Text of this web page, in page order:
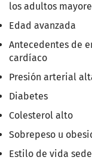
los adultos
Edad avanzada
Antecedentes de
cardíaco
Presión arterial
Diabetes
Colesterol alto
Sobrepeso u
Estilo de vida